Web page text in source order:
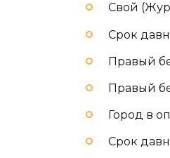
Свой
Срок
Правый
Правый
Город в
Срок